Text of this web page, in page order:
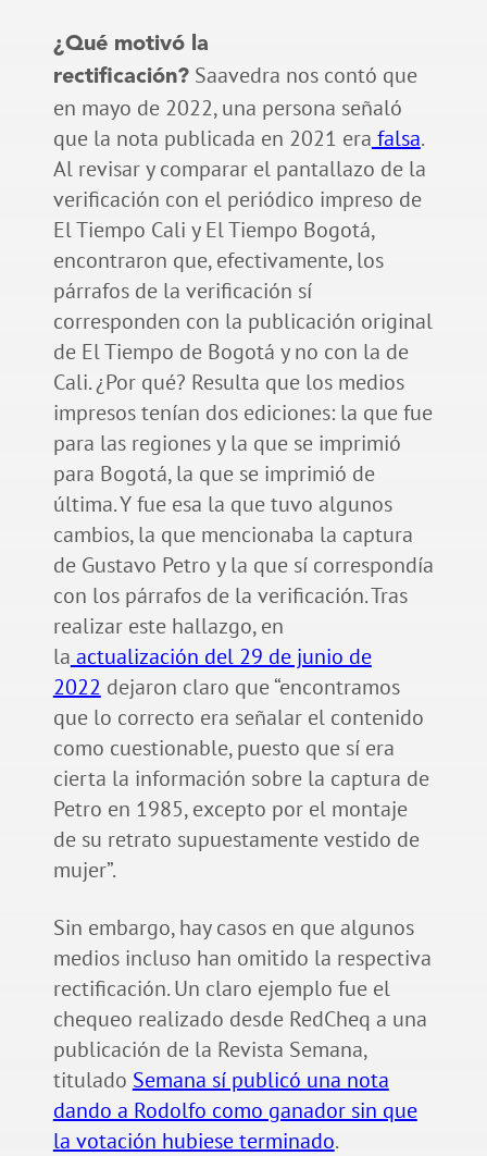
¿Qué motivó la
rectificación?Saavedra nos contó que
en mayo de 2022, una persona señaló
que la nota publicada en 2021 era falsa.
Al revisar y comparar el pantallazo de la
verificación con el periódico impreso de
El Tiempo Cali y El Tiempo Bogotá,
encontraron que, efectivamente, los
párrafos de la verificación sí
corresponden con la publicación original
de El Tiempo de Bogotá y no con la de
Cali. ¿Por qué? Resulta que los medios
impresos tenían dos ediciones: la que fue
para las regiones y la que se imprimió
para Bogotá, la que se imprimió de
última. Y fue esa la que tuvo algunos
cambios, la que mencionaba la captura
de Gustavo Petro y la que sí correspondía
con los párrafos de la verificación. Tras
realizar este hallazgo, en
la actualización del 29 de junio de
2022 dejaron claro que “encontramos
que lo correcto era señalar el contenido
como cuestionable, puesto que sí era
cierta la información sobre la captura de
Petro en 1985, excepto por el montaje
de su retrato supuestamente vestido de
mujer”.
Sin embargo, hay casos en que algunos
medios incluso han omitido la respectiva
rectificación. Un claro ejemplo fue el
chequeo realizado desde RedCheq a una
publicación de la Revista Semana,
titulado Semana sí publicó una nota
dando a Rodolfo como ganador sin que
la votación hubiese terminado.